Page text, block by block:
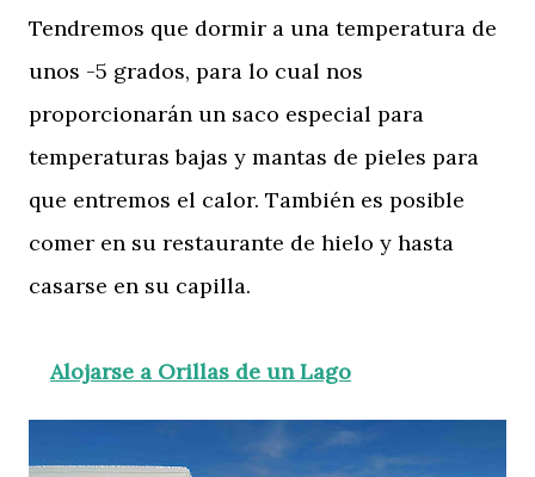
Tendremos que dormir a una temperatura de
unos -5 grados, para lo cual nos
proporcionarán un saco especial para
temperaturas bajas y mantas de pieles para
que entremos el calor. También es posible
comer en su restaurante de hielo y hasta
casarse en su capilla.
Alojarse a Orillas de un Lago